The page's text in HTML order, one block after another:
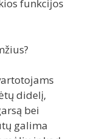
funkcijos
didelį,
bei
galima